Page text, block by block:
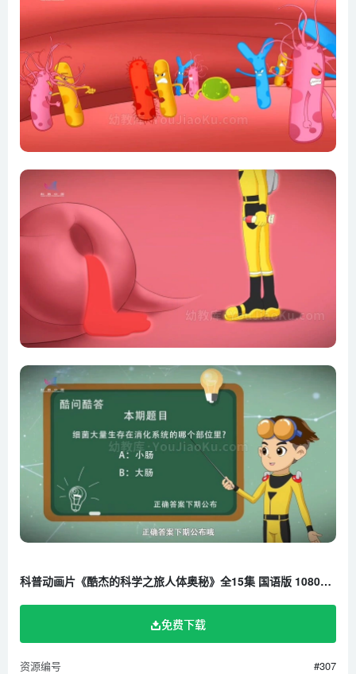
第10集 人体的保护罩
第11集 神奇的耳朵
第12集 精密的眼睛
第13集 人体内的超级电缆
第14集 人体管家
第15集 人体内的超级电脑
科普动画片《酷杰的科学之旅人体奥秘》全15集 国语版 1080P/MP4/1.19G 百度云网盘下载
免费下载
资源编号 #307